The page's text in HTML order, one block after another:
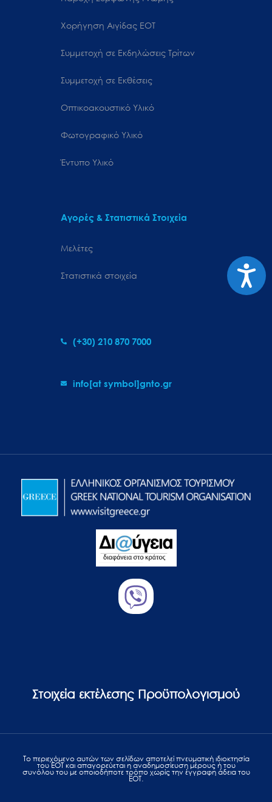
Χορήγηση Αιγίδας ΕΟΤ
Συμμετοχή σε Εκδηλώσεις Τρίτων
Συμμετοχή σε Εκθέσεις
Οπτικοακουστικό Υλικό
Φωτογραφικό Υλικό
Έντυπο Υλικό
Αγορές & Στατιστικά Στοιχεία
Μελέτες
Στατιστικά στοιχεία
(+30) 210 870 7000
info[at symbol]gnto.gr
Στοιχεία εκτέλεσης Προϋπολογισμού
Το περιεχόμενο αυτών των σελίδων αποτελεί πvευματική ιδιοκτησία
του ΕΟΤ και απαγορεύεται η αναδημοσίευση μέρους ή του
συνόλου του με οποιοδήποτε τρόπο χωρίς την έγγραφη άδεια του
ΕΟΤ.